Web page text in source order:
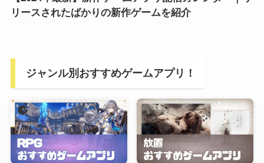
リースされたばかりの新作ゲームを紹介
ジャンル別おすすめゲームアプリ！